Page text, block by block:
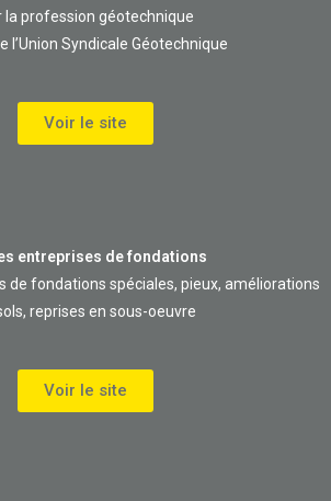
la profession géotechnique
l’Union Syndicale Géotechnique
Voir le site
entreprises de fondations
de fondations spéciales, pieux, améliorations
reprises en sous-oeuvre
Voir le site